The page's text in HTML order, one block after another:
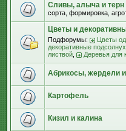
Сливы, алыча и терн
сорта, формировка,
Цветы и
Подфорумы: Цветы
декоративные
листвой
Деревья для
Абрикосы, жердели
Картофель
Кизил и калина